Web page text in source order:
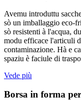
Avemu introduttu
sò un imballaggio eco-
sò resistenti à l'acqua,
modu efficace l'articuli
contaminazione. Hà e
spaziu è faciule di
Vede più
Borsa in forma